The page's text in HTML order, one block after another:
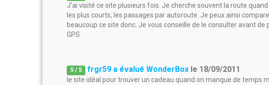
J'ai visité ce site plusieurs fois. Je cherche souvent la route
les plus courts, les passages par autoroute. Je peux ainsi
beaucoup ce site donc. Je vous conseille de le consulter avant
GPS.
5 / 5 frgr59 a évalué WonderBox le 18/09/2011
le site idéal pour trouver un cadeau quand on manque de temps